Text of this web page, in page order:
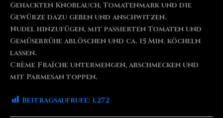
Gehackten Knoblauch, Tomatenmark und die
Gewürze dazu geben und anschwitzen.
Nudel hinzufügen, mit passierten Tomaten und
Gemüsebrühe ablöschen und ca. 15 Min. köcheln
lassen.
Crème Fraîche untermengen, abschmecken und
mit Parmesan toppen.
Beitragsaufrufe: 1,272